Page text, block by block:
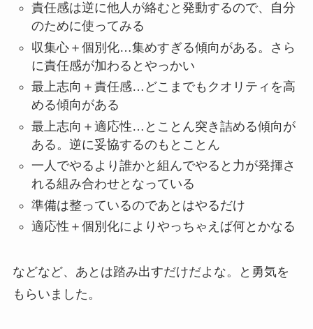
責任感は逆に他人が絡むと発動するので、自分
のために使ってみる
収集心＋個別化…集めすぎる傾向がある。さら
に責任感が加わるとやっかい
最上志向＋責任感…どこまでもクオリティを高
める傾向がある
最上志向＋適応性…とことん突き詰める傾向が
ある。逆に妥協するのもとことん
一人でやるより誰かと組んでやると力が発揮さ
れる組み合わせとなっている
準備は整っているのであとはやるだけ
適応性＋個別化によりやっちゃえば何とかなる
などなど、あとは踏み出すだけだよな。と勇気を
もらいました。